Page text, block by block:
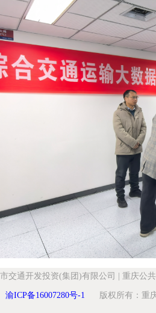
交通开发投资(集团)有限公司 | 重庆公
渝ICP备16007280号-1 版权所有：重庆